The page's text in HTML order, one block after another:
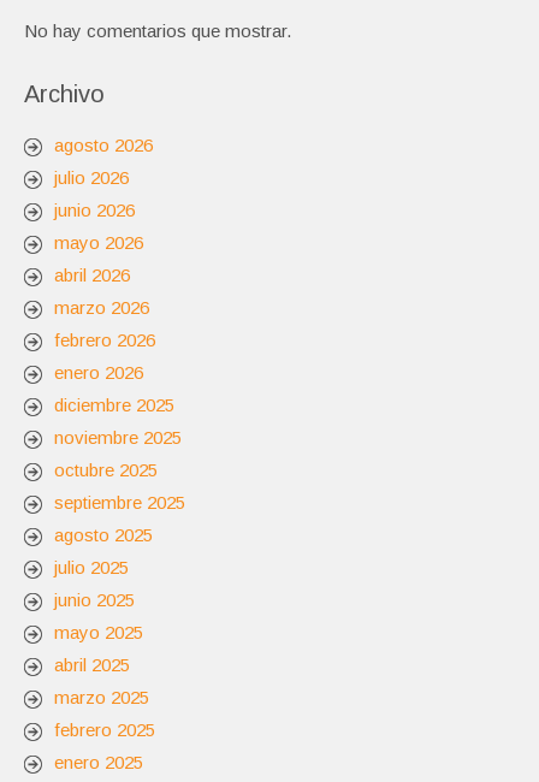
No hay comentarios que mostrar.
Archivo
agosto 2026
julio 2026
junio 2026
mayo 2026
abril 2026
marzo 2026
febrero 2026
enero 2026
diciembre 2025
noviembre 2025
octubre 2025
septiembre 2025
agosto 2025
julio 2025
junio 2025
mayo 2025
abril 2025
marzo 2025
febrero 2025
enero 2025